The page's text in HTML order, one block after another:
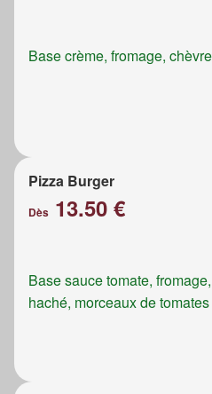
Base crème, fromage,
Pizza Burger
Dès 13.50 €
Base sauce tomate,
haché, morceaux de